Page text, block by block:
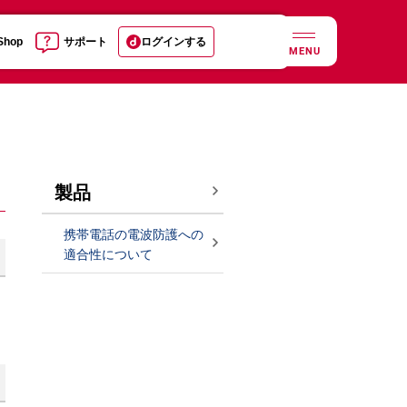
サポート ログインする
MENU
製品
携帯電話の電波防護への
適合性について